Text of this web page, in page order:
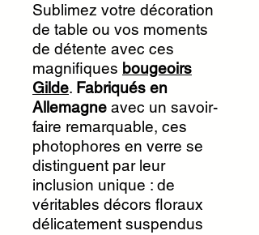
Sublimez votre décoration
de table ou vos moments
de détente avec ces
magnifiques bougeoirs
Gilde. Fabriqués en
Allemagne avec un savoir-
faire remarquable, ces
photophores en verre se
distinguent par leur
inclusion unique : de
véritables décors floraux
délicatement suspendus